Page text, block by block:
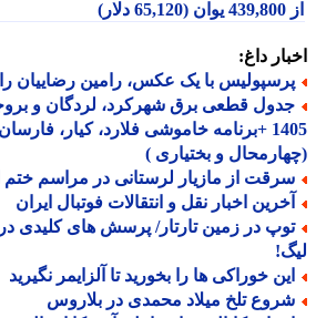
داغ:
با یک عکس، رامین رضاییان را
1405 +برنامه خاموشی فلارد، کیار،
و بختیاری )
از مازیار لرستانی در مراسم ختم
اخبار نقل و انتقالات فوتبال ایران
در زمین تارتار/ پرسش های کلیدی
خوراکی ها را بخورید تا آلزایمر نگیرید
تلخ میلاد محمدی در بلاروس